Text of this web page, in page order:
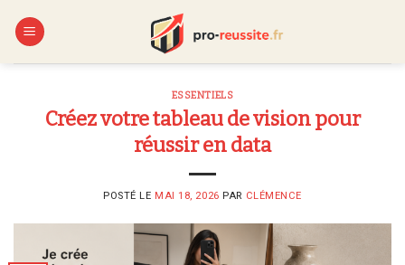
ESSENTIELS
Créez votre tableau de vision pour
réussir en data
POSTÉ LE MAI 18, 2026 PAR CLÉMENCE